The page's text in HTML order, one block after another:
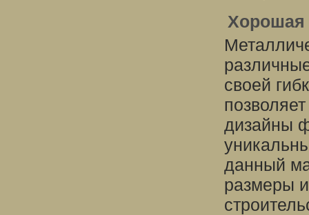
Хорошая
своей
дизайны
данный
размеры